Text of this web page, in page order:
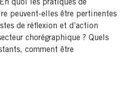
quoi les pratiques de
peuvent-elles être pertinentes
de réflexion et d’action
chorégraphique ? Quels
comment être